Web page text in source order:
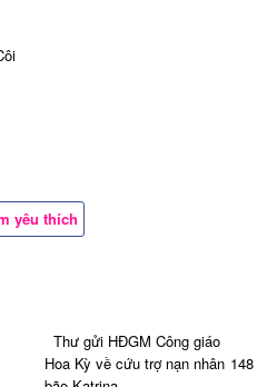
yêu thích
Thư gửi HĐGM Công giáo
Hoa Kỳ về cứu trợ nạn nhân 148